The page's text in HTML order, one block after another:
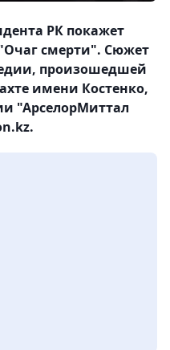
РК покажет
смерти". Сюжет
произошедшей
имени Костенко,
"АрселорМиттал